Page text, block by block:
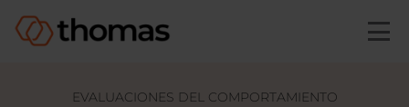
EVALUACIONES DEL COMPORTAMIENTO